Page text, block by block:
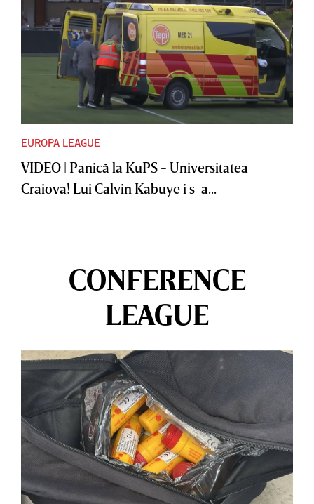
EUROPA LEAGUE
VIDEO | Panică la KuPS - Universitatea
Craiova! Lui Calvin Kabuye i s-a...
CONFERENCE
LEAGUE